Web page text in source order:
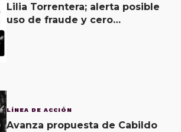
Lilia Torrentera; alerta posible
uso de fraude y cero
LÍNEA DE ACCIÓN
Avanza propuesta de Cabildo